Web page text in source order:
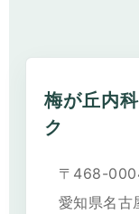
梅が丘内
ク
〒468-
愛知県名古